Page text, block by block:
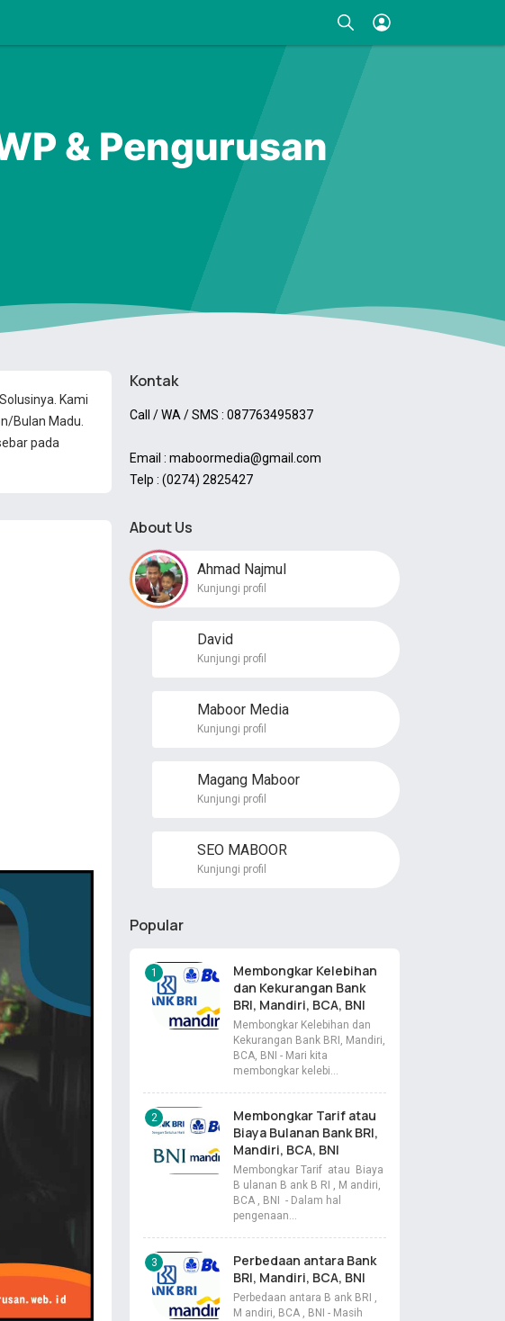
Kami
Bulan Madu.
pada
& Pengurusan
Kontak
Call / WA / SMS : 087763495837
Email : maboormedia@gmail.com
Telp : (0274) 2825427
About Us
Ahmad Najmul
Kunjungi profil
David
Kunjungi profil
Maboor Media
Kunjungi profil
Magang Maboor
Kunjungi profil
SEO MABOOR
Kunjungi profil
Popular
Membongkar Kelebihan
dan Kekurangan Bank
BRI, Mandiri, BCA, BNI
Membongkar Kelebihan dan
Kekurangan Bank BRI, Mandiri,
BCA, BNI - Mari kita
membongkar kelebi…
Membongkar Tarif atau
Biaya Bulanan Bank BRI,
Mandiri, BCA, BNI
Membongkar Tarif atau Biaya
B ulanan B ank B RI , M andiri,
BCA , BNI - Dalam hal
pengenaan…
Perbedaan antara Bank
BRI, Mandiri, BCA, BNI
Perbedaan antara B ank BRI ,
M andiri, BCA , BNI - Masih